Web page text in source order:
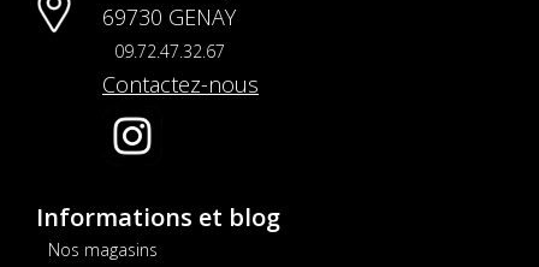
69730 GENAY
09.72.47.32.67
Contactez-nous
Informations et blog
Nos magasins